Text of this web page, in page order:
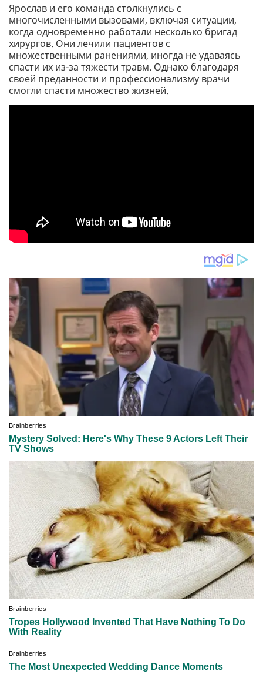
Ярослав и его команда столкнулись с
многочисленными вызовами, включая ситуации,
когда одновременно работали несколько бригад
хирургов. Они лечили пациентов с
множественными ранениями, иногда не удаваясь
спасти их из-за тяжести травм. Однако благодаря
своей преданности и профессионализму врачи
смогли спасти множество жизней.